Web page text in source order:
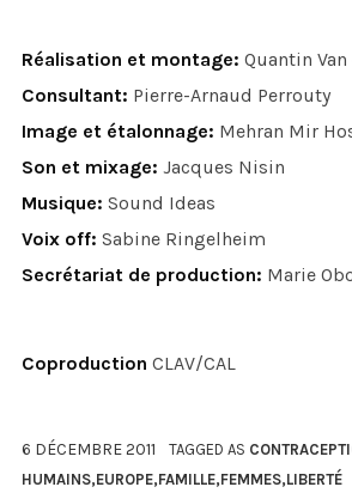
Réalisation et montage: Quantin
Consultant: Pierre-Arnaud Perrouty
Image et étalonnage: Mehran Mir
Son et mixage: Jacques Nisin
Musique: Sound Ideas
Voix off: Sabine Ringelheim
Secrétariat de production: Marie
Coproduction CLAV/CAL
6 DÉCEMBRE 2011 TAGGED AS
HUMAINS,EUROPE,FAMILLE,FEMMES,LIBERTÉ